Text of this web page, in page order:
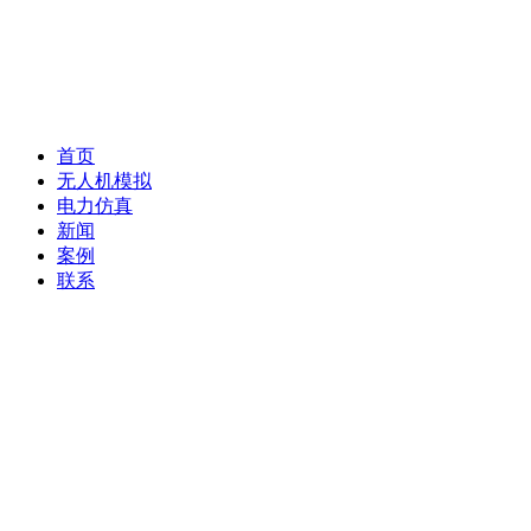
首页
无人机模拟
电力仿真
新闻
案例
联系